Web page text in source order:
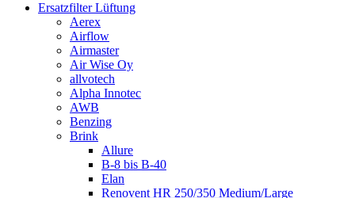
Ersatzfilter Lüftung
Aerex
Airflow
Airmaster
Air Wise Oy
allvotech
Alpha Innotec
AWB
Benzing
Brink
Allure
B-8 bis B-40
Elan
Renovent HR 250/350 Medium/Large